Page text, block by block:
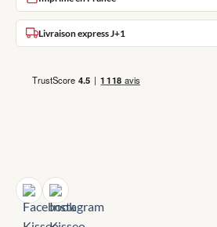
Livraison express J+1